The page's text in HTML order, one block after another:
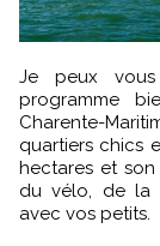
Je peux vous assurer que vous pouvez avoir un
programme
Charente-
quartiers chics
hectares et
du vélo, de la
avec vos petits.